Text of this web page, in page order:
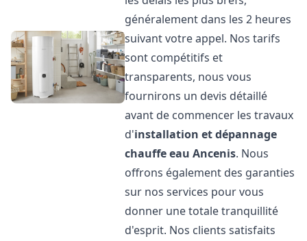
généralement dans les 2 heures
suivant votre appel. Nos tarifs
sont compétitifs et
transparents, nous vous
fournirons un devis détaillé
avant de commencer les travaux
d'installation et dépannage
chauffe eau Ancenis. Nous
offrons également des garanties
sur nos services pour vous
donner une totale tranquillité
d'esprit. Nos clients satisfaits